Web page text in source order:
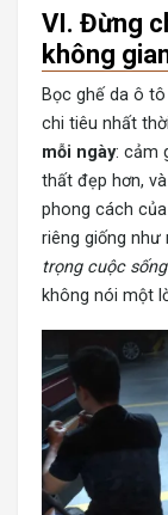
VI. Đừng
không
Bọc ghế da ô
chi tiêu nhất
mỗi ngày: cảm
thất đẹp hơn,
phong cách của
riêng giống như
trọng cuộc
không nói một